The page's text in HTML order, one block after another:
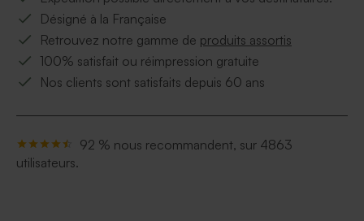
Désigné à la Française
Retrouvez notre gamme de produits assortis
100% satisfait ou réimpression gratuite
Nos clients sont satisfaits depuis 60 ans
92 % nous recommandent, sur 4863
utilisateurs.